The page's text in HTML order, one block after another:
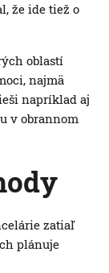
že ide tiež o
oblastí
najmä
napríklad aj
v obrannom
zatiaľ
plánuje